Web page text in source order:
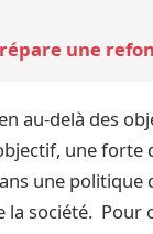
une
au-delà des
une forte
une
la société.